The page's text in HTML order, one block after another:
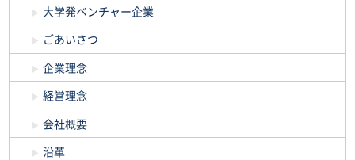
大学発ベンチャー企業
ごあいさつ
企業理念
経営理念
会社概要
沿革